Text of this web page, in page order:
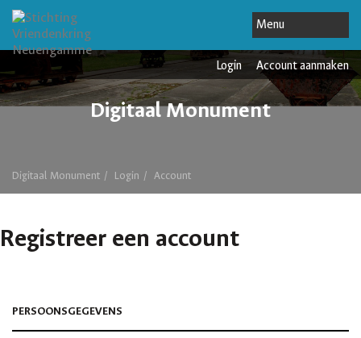
Login Account aanmaken
Digitaal Monument
Digitaal Monument Login Account
Registreer een account
PERSOONSGEGEVENS